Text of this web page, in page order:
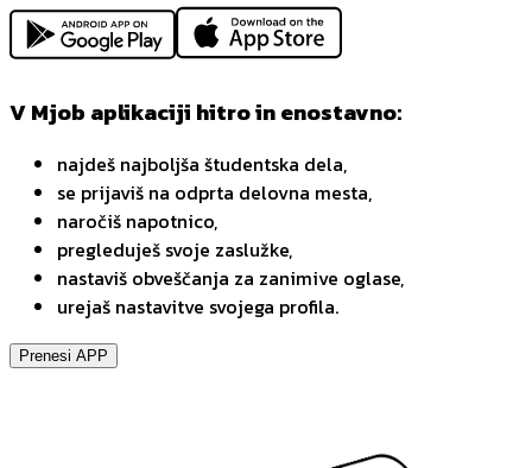
V Mjob aplikaciji hitro in enostavno:
najdeš najboljša študentska dela,
se prijaviš na odprta delovna mesta,
naročiš napotnico,
pregleduješ svoje zaslužke,
nastaviš obveščanja za zanimive oglase,
urejaš nastavitve svojega profila.
Prenesi APP